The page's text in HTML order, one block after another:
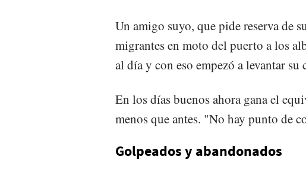
Un amigo suyo, que pide reserva de
migrantes en moto del puerto a los
al día y con eso empezó a levantar su
En los días buenos ahora gana el
menos que antes. "No hay punto de
Golpeados y abandonados